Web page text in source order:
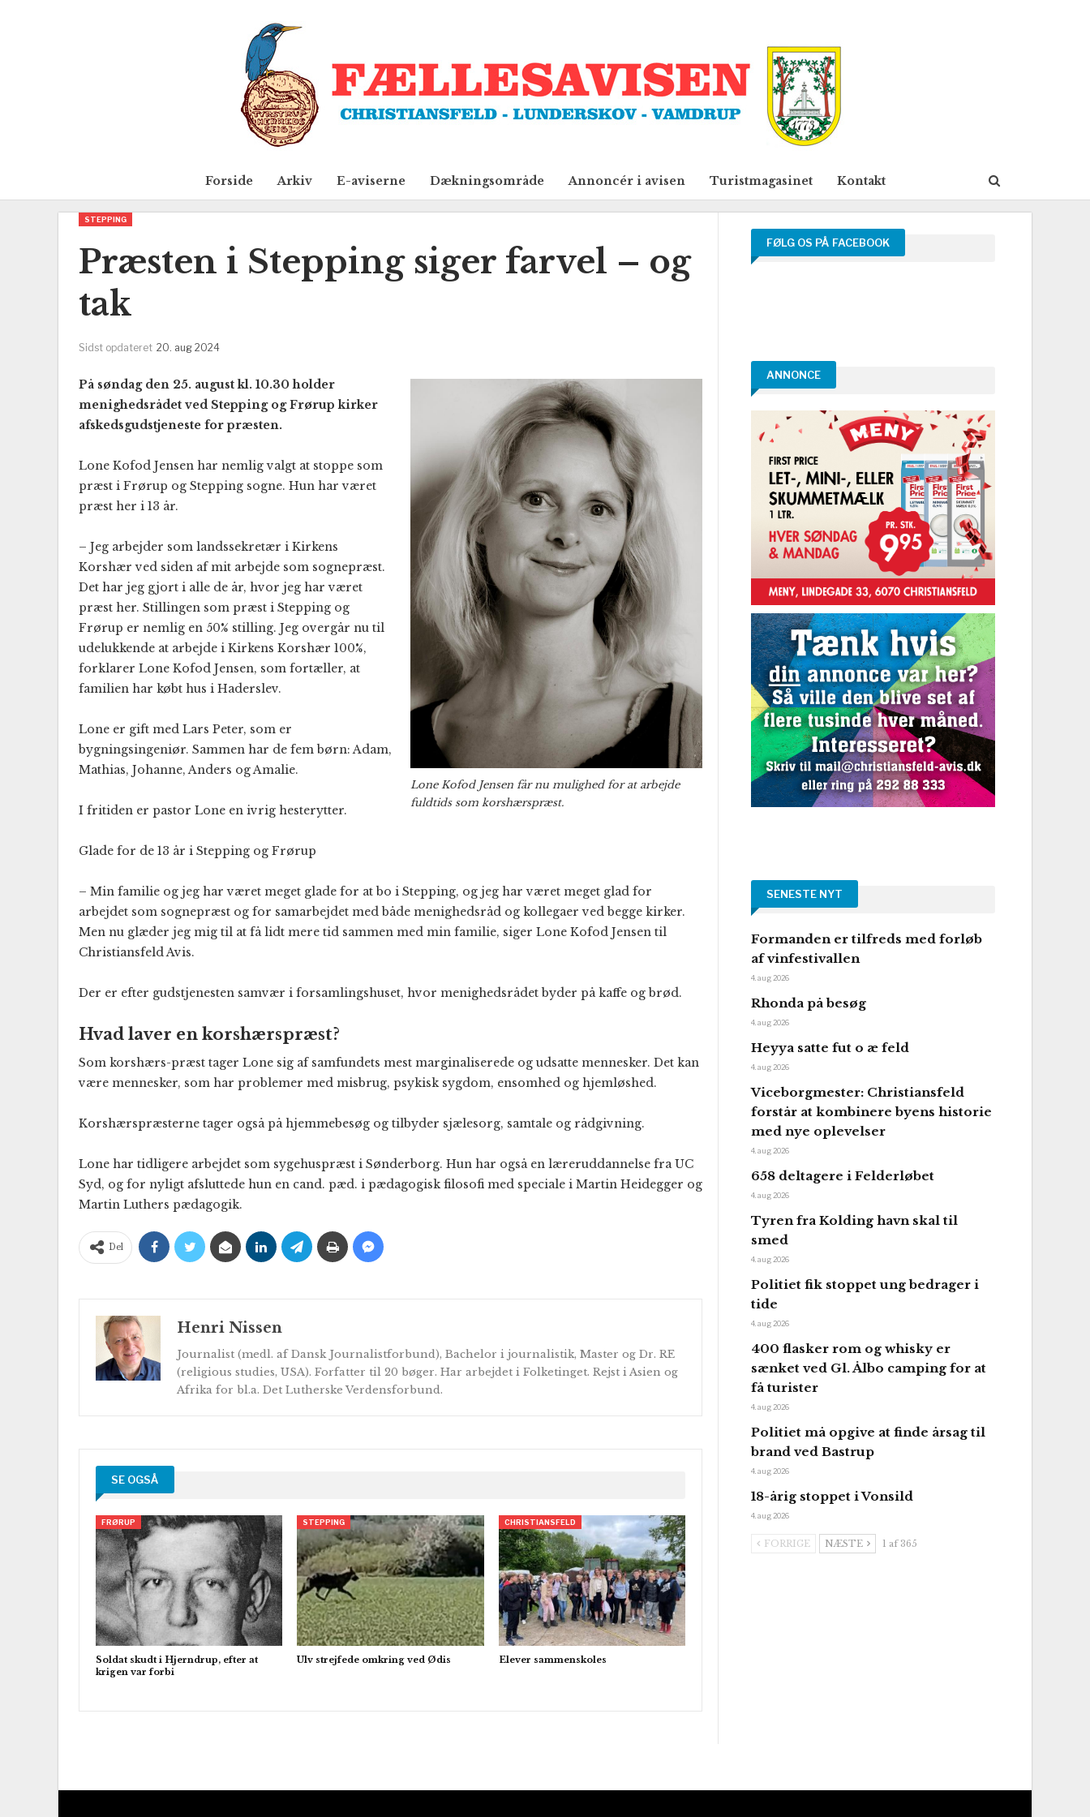
Forside Arkiv E-aviserne Dækningsområde Annoncér i avisen Turistmagasinet Kontakt
STEPPING
Præsten i Stepping siger farvel – og
tak
Sidst opdateret 20. aug 2024
Lone Kofod Jensen får nu mulighed for at arbejde
fuldtids som korshærspræst.
På søndag den 25. august kl. 10.30 holder
menighedsrådet ved Stepping og Frørup kirker
afskedsgudstjeneste for præsten.
Lone Kofod Jensen har nemlig valgt at stoppe som
præst i Frørup og Stepping sogne. Hun har været
præst her i 13 år.
– Jeg arbejder som landssekretær i Kirkens
Korshær ved siden af mit arbejde som sognepræst.
Det har jeg gjort i alle de år, hvor jeg har været
præst her. Stillingen som præst i Stepping og
Frørup er nemlig en 50% stilling. Jeg overgår nu til
udelukkende at arbejde i Kirkens Korshær 100%,
forklarer Lone Kofod Jensen, som fortæller, at
familien har købt hus i Haderslev.
Lone er gift med Lars Peter, som er
bygningsingeniør. Sammen har de fem børn: Adam,
Mathias, Johanne, Anders og Amalie.
I fritiden er pastor Lone en ivrig hesterytter.
Glade for de 13 år i Stepping og Frørup
– Min familie og jeg har været meget glade for at bo i Stepping, og jeg har været meget glad for
arbejdet som sognepræst og for samarbejdet med både menighedsråd og kollegaer ved begge kirker.
Men nu glæder jeg mig til at få lidt mere tid sammen med min familie, siger Lone Kofod Jensen til
Christiansfeld Avis.
Der er efter gudstjenesten samvær i forsamlingshuset, hvor menighedsrådet byder på kaffe og brød.
Hvad laver en korshærspræst?
Som korshærs-præst tager Lone sig af samfundets mest marginaliserede og udsatte mennesker. Det kan
være mennesker, som har problemer med misbrug, psykisk sygdom, ensomhed og hjemløshed.
Korshærspræsterne tager også på hjemmebesøg og tilbyder sjælesorg, samtale og rådgivning.
Lone har tidligere arbejdet som sygehuspræst i Sønderborg. Hun har også en læreruddannelse fra UC
Syd, og for nyligt afsluttede hun en cand. pæd. i pædagogisk filosofi med speciale i Martin Heidegger og
Martin Luthers pædagogik.
Del
Henri Nissen
Journalist (medl. af Dansk Journalistforbund), Bachelor i journalistik, Master og Dr. RE
(religious studies, USA). Forfatter til 20 bøger. Har arbejdet i Folketinget. Rejst i Asien og
Afrika for bl.a. Det Lutherske Verdensforbund.
SE OGSÅ
FRØRUP
Soldat skudt i Hjerndrup, efter at
krigen var forbi
STEPPING
Ulv strejfede omkring ved Ødis
CHRISTIANSFELD
Elever sammenskoles
FØLG OS PÅ FACEBOOK
ANNONCE
SENESTE NYT
Formanden er tilfreds med forløb
af vinfestivallen
4. aug 2026
Rhonda på besøg
4. aug 2026
Heyya satte fut o æ feld
4. aug 2026
Viceborgmester: Christiansfeld
forstår at kombinere byens historie
med nye oplevelser
4. aug 2026
658 deltagere i Felderløbet
4. aug 2026
Tyren fra Kolding havn skal til
smed
4. aug 2026
Politiet fik stoppet ung bedrager i
tide
4. aug 2026
400 flasker rom og whisky er
sænket ved Gl. Ålbo camping for at
få turister
4. aug 2026
Politiet må opgive at finde årsag til
brand ved Bastrup
4. aug 2026
18-årig stoppet i Vonsild
4. aug 2026
FORRIGE NÆSTE 1 af 365